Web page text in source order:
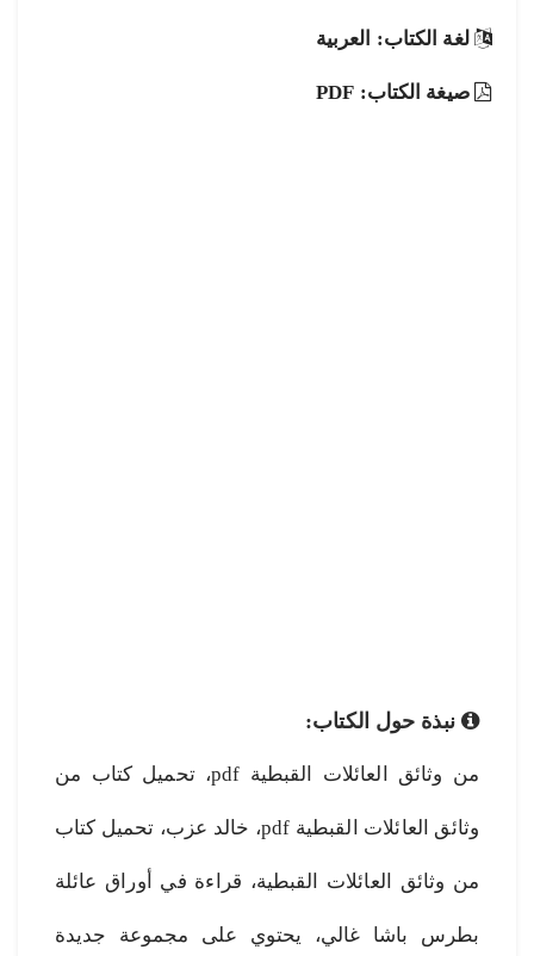
لغة الكتاب: العربية
صيغة الكتاب: PDF
نبذة حول الكتاب:
من وثائق العائلات القبطية pdf، تحميل كتاب من
وثائق العائلات القبطية pdf، خالد عزب، تحميل كتاب
من وثائق العائلات القبطية، قراءة في أوراق عائلة
بطرس باشا غالي، يحتوي على مجموعة جديدة